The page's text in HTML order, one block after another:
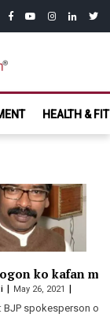
facebook
youtubeinstagram
linkedin
HEALTH &
per litre for
Soren said that the…
ko kafan
May 26, 2021
BJP spokesperson of